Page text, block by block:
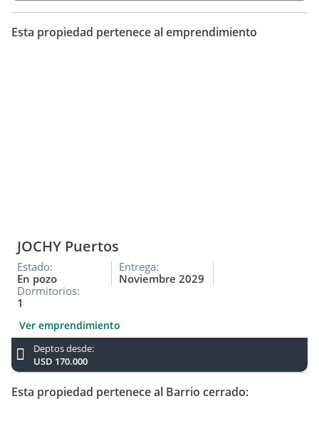
Esta propiedad pertenece al emprendimiento
JOCHY Puertos
Estado:
En pozo
Entrega:
Noviembre 2029
Dormitorios:
1
Ver emprendimiento
Deptos desde:
USD 170.000
Esta propiedad pertenece al Barrio cerrado: